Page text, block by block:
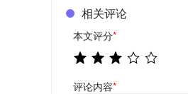
相关评论
本文评分*
评论内容*